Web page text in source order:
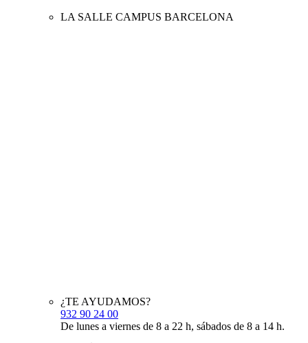
LA SALLE CAMPUS BARCELONA
¿TE AYUDAMOS?
932 90 24 00
De lunes a viernes de 8 a 22 h, sábados de 8 a 14 h.